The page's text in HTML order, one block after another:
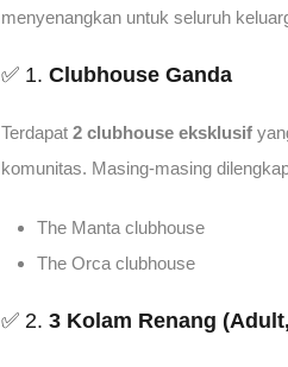
menyenangkan untuk seluruh
✅ 1. Clubhouse Ganda
Terdapat 2 clubhouse eksklusif
komunitas. Masing-masing
The Manta clubhouse
The Orca clubhouse
✅ 2. 3 Kolam Renang